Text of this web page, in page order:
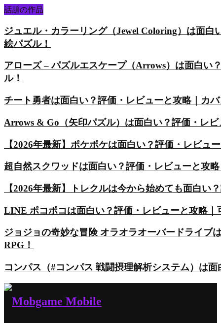
話題の作品
ジュエル・カラーリング（Jewel Coloring）は面
絵パズル！
アローズ – パズルエスケープ（Arrows）は面白い
ル！
チート勇者は面白い？評価・レビューと攻略｜カ
Arrows & Go（矢印パズル）は面白い？評価・レ
【2026年最新】ポケポケは面白い？評価・レビ
超自然スクワッドは面白い？評価・レビューと攻
【2026年最新】トレクルは今から始めても面白
LINE ポコポコは面白い？評価・レビューと攻略
ジョジョの奇妙な冒険 オラオラオーバードライブ
RPG！
コンパス（#コンパス 戦闘摂理解析システム）は